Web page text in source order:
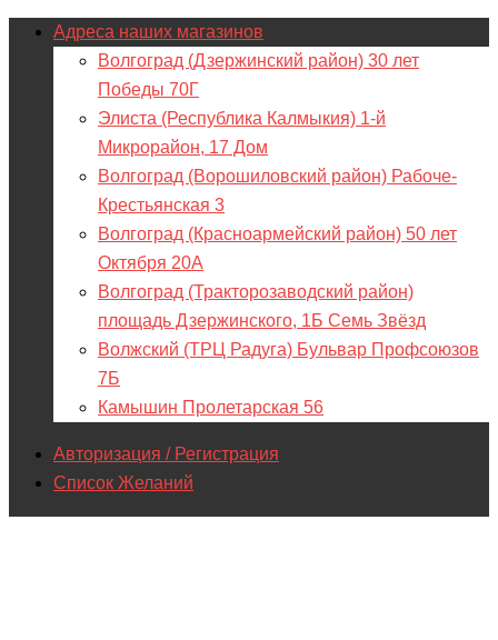
Адреса наших магазинов
Волгоград (Дзержинский район) 30 лет
Победы 70Г
Элиста (Республика Калмыкия) 1-й
Микрорайон, 17 Дом
Волгоград (Ворошиловский район) Рабоче-
Крестьянская 3
Волгоград (Красноармейский район) 50 лет
Октября 20А
Волгоград (Тракторозаводский район)
площадь Дзержинского, 1Б Семь Звёзд
Волжский (ТРЦ Радуга) Бульвар Профсоюзов
7Б
Камышин Пролетарская 56
Авторизация / Регистрация
Список Желаний